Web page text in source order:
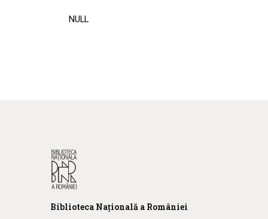
NULL
Biblioteca Națională a României